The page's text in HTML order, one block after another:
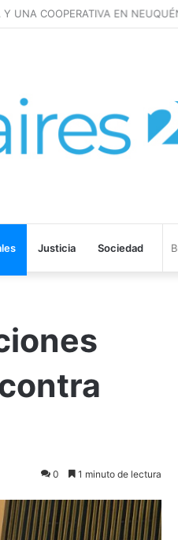
UNA COOPERATIVA EN NEUQUÉN
Justicia Sociedad
0 1 minuto de lectura